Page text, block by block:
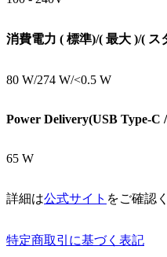
消費電力 ( 標準)/( 最大 )/( ス
80 W/274 W/<0.5 W
Power Delivery(USB Type-C
65 W
詳細は公式サイト をご確認
特定商取引に基づく表記